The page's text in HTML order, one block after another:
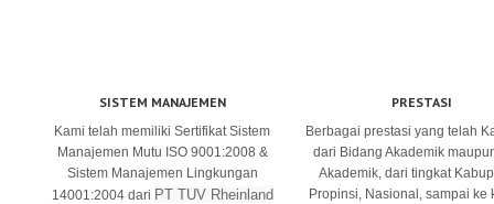
SISTEM MANAJEMEN
Kami telah memiliki Sertifikat Sistem
Manajemen Mutu ISO 9001:2008 &
Sistem Manajemen Lingkungan
14001:2004 dari PT TUV Rheinland
PRESTASI
Berbagai prestasi yang telah
dari Bidang Akademik
Akademik, dari tingkat
Propinsi, Nasional, sampai ke